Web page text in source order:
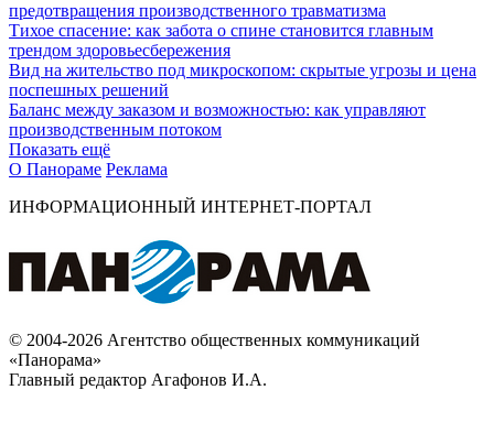
предотвращения производственного травматизма
Тихое спасение: как забота о спине становится главным
трендом здоровьесбережения
Вид на жительство под микроскопом: скрытые угрозы и цена
поспешных решений
Баланс между заказом и возможностью: как управляют
производственным потоком
Показать ещё
О Панораме Реклама
ИНФОРМАЦИОННЫЙ ИНТЕРНЕТ-ПОРТАЛ
© 2004-2026 Агентство общественных коммуникаций
«Панорама»
Главный редактор Агафонов И.А.